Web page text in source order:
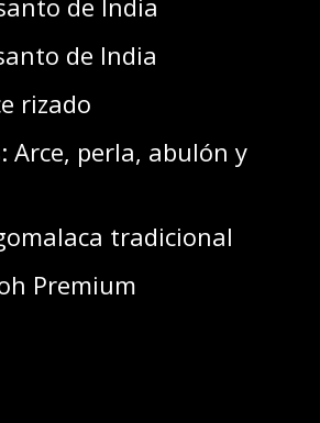
de India
rizado
Arce, perla, abulón y
tradicional
Premium